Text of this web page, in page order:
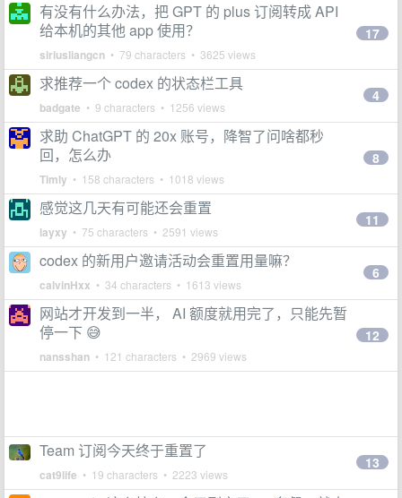
有没有什么办法，把 GPT 的 plus 订阅转成 API
给本机的其他 app 使用？
siriusliangcn • 79 characters • 3625 views
17
求推荐一个 codex 的状态栏工具
badgate • 9 characters • 1256 views
4
求助 ChatGPT 的 20x 账号，降智了问啥都秒
回，怎么办
Timly • 158 characters • 1018 views
8
感觉这几天有可能还会重置
layxy • 75 characters • 2591 views
11
codex 的新用户邀请活动会重置用量嘛？
calvinHxx • 34 characters • 1613 views
6
网站才开发到一半， AI 额度就用完了，只能先暂
停一下 😅
nansshan • 121 characters • 2969 views
12
Team 订阅今天终于重置了
cat9life • 19 characters • 2223 views
13